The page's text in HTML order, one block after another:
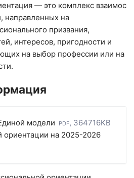
— это комплекс взаимос
направленных на
призвания,
интересов, пригодности и
на выбор профессии или на
pdf, 364716KB
модели
ориентации на 2025-2026